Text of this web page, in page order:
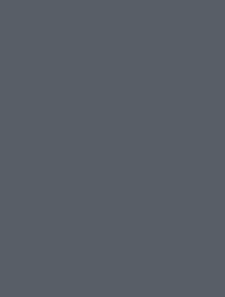
radzą